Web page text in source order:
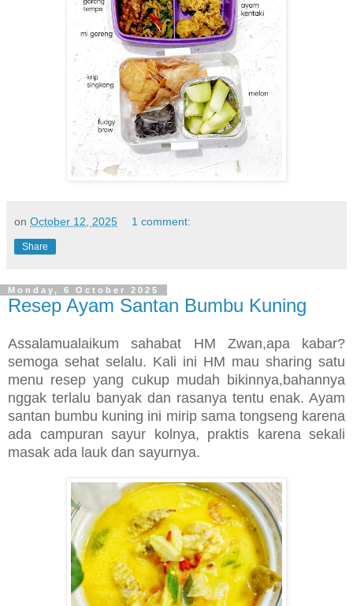
on October 12, 2025 1 comment:
Share
Monday, 6 October 2025
Resep Ayam Santan Bumbu Kuning
Assalamualaikum sahabat HM Zwan,apa kabar?
semoga sehat selalu. Kali ini HM mau sharing satu
menu resep yang cukup mudah bikinnya,bahannya
nggak terlalu banyak dan rasanya tentu enak. Ayam
santan bumbu kuning ini mirip sama tongseng karena
ada campuran sayur kolnya, praktis karena sekali
masak ada lauk dan sayurnya.